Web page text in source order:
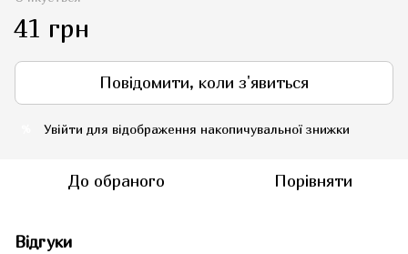
41 грн
Повідомити, коли з'явиться
Увійти для відображення накопичувальної знижки
До обраного Порівняти
Відгуки